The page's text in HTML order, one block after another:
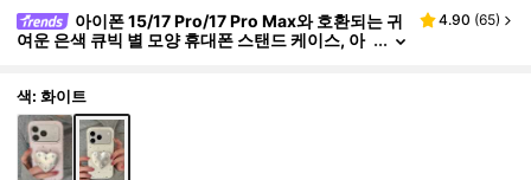
아이폰 15/17 Pro/17 Pro Max와 호환되는 귀
여운 은색 큐빅 별 모양 휴대폰 스탠드 케이스, 아
4.90 (65)
색: 화이트